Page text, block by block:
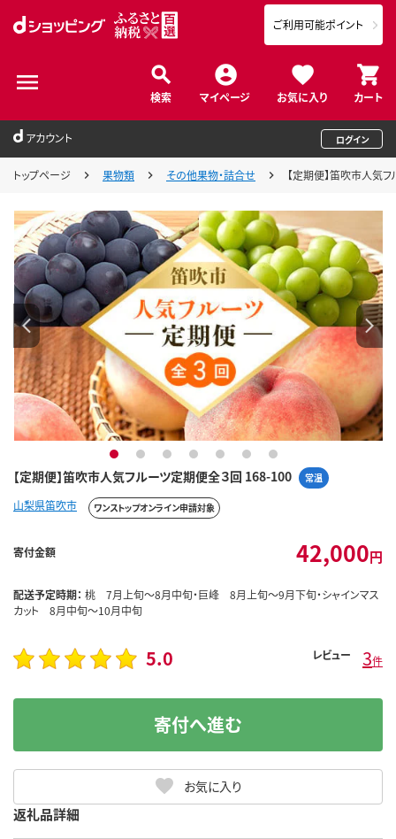
検索 マイページ お気に入り カート
ご利用可能ポイント
アカウント ログイン
トップページ 果物類 その他果物・詰合せ 【定期便】笛吹市人気
【定期便】笛吹市人気フルーツ定期便全３回 168-100 常温
1 2 3 4 5 6 7
山梨県笛吹市 ワンストップオンライン申請対象
寄付金額 42,000円
配送予定時期： 桃 7月上旬～8月中旬・巨峰 8月上旬～9月下旬・シャインマス
カット 8月中旬～10月中旬
5.0 レビュー 3件
お気に入り
寄付へ進む
返礼品詳細